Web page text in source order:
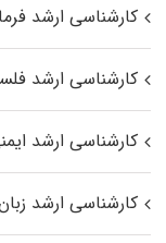
کارشناسی ارشد
کارشناسی ارشد
کارشناسی ارشد
کارشناسی ارشد